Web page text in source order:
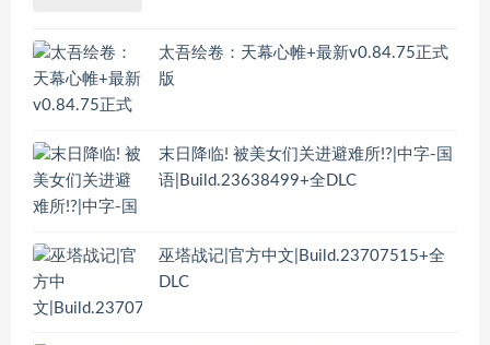
太吾绘卷：天幕心帷+最新v0.84.75正式
版
末日降临! 被美女们关进避难所!?|中字-国
语|Build.23638499+全DLC
巫塔战记|官方中文|Build.23707515+全
DLC